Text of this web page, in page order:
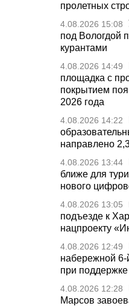
пролетных
4.08.2026 15:08
под Вологдой
курантами
4.08.2026 14:49
площадка с
покрытием
2026 года
4.08.2026 14:22
направлено
4.08.2026 13:44
ближе для
нового
4.08.2026 13:05
подъезде к
нацпроекту
4.08.2026 12:49
набережной 6-
при поддержке
4.08.2026 12:28
Марсов